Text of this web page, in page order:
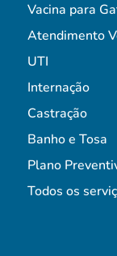
Vacina para
Atendimento
UTI
Internação
Castração
Banho e Tosa
Plano
Todos os